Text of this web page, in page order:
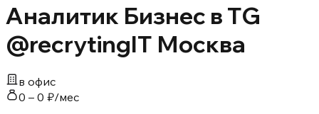
Аналитик Бизнес в TG
@recrytingIT Москва
в офис
0 – 0 ₽/мес